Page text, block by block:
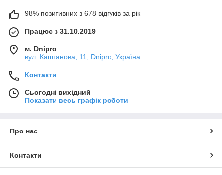
98% позитивних з 678 відгуків за рік
Працює з 31.10.2019
м. Dnipro
вул. Каштанова, 11, Dnipro, Україна
Контакти
Сьогодні вихідний
Показати весь графік роботи
Про нас
Контакти